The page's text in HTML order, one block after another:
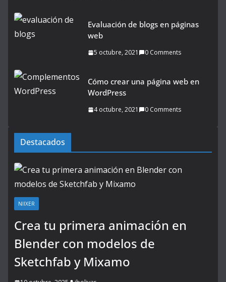
Evaluación de blogs en páginas
web
5 octubre, 2021 0 Comments
Cómo crear una página web en
WordPress
4 octubre, 2021 0 Comments
Destacados
NIIXER
Crea tu primera animación en
Blender con modelos de
Sketchfab y Mixamo